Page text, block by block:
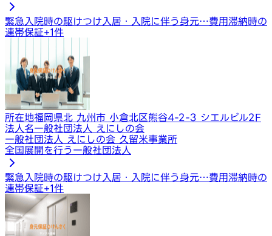
緊急入院時の駆けつけ 入居・入院に伴う身元…費用滞納時の
連帯保証+1件
所在地福岡県北 九州市 小倉北区熊谷4-2-3 シエルビル2F
法人名一般社団法人 えにしの会
一般社団法人 えにしの会 久留米事業所
全国展開を行う一般社団法人
緊急入院時の駆けつけ 入居・入院に伴う身元…費用滞納時の
連帯保証+1件